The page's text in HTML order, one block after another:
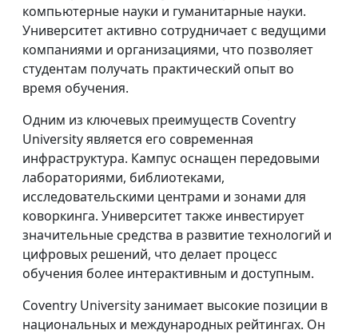
компьютерные науки и гуманитарные науки.
Университет активно сотрудничает с ведущими
компаниями и организациями, что позволяет
студентам получать практический опыт во
время обучения.
Одним из ключевых преимуществ Coventry
University является его современная
инфраструктура. Кампус оснащен передовыми
лабораториями, библиотеками,
исследовательскими центрами и зонами для
коворкинга. Университет также инвестирует
значительные средства в развитие технологий и
цифровых решений, что делает процесс
обучения более интерактивным и доступным.
Coventry University занимает высокие позиции в
национальных и международных рейтингах. Он